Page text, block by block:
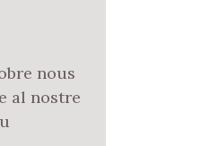
nous
al nostre